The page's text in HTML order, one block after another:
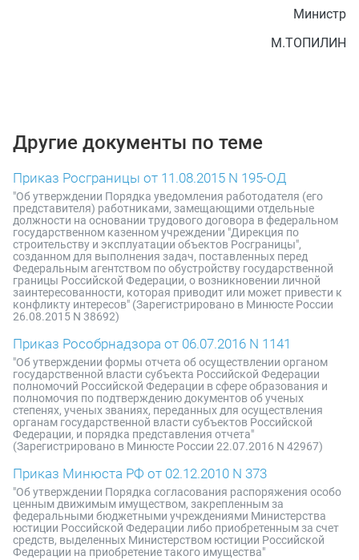
Министр
М.ТОПИЛИН
Другие документы по теме
Приказ Росграницы от 11.08.2015 N 195-ОД
"Об утверждении Порядка уведомления работодателя (его
представителя) работниками, замещающими отдельные
должности на основании трудового договора в федеральном
государственном казенном учреждении "Дирекция по
строительству и эксплуатации объектов Росграницы",
созданном для выполнения задач, поставленных перед
Федеральным агентством по обустройству государственной
границы Российской Федерации, о возникновении личной
заинтересованности, которая приводит или может привести к
конфликту интересов" (Зарегистрировано в Минюсте России
26.08.2015 N 38692)
Приказ Рособрнадзора от 06.07.2016 N 1141
"Об утверждении формы отчета об осуществлении органом
государственной власти субъекта Российской Федерации
полномочий Российской Федерации в сфере образования и
полномочия по подтверждению документов об ученых
степенях, ученых званиях, переданных для осуществления
органам государственной власти субъектов Российской
Федерации, и порядка представления отчета"
(Зарегистрировано в Минюсте России 22.07.2016 N 42967)
Приказ Минюста РФ от 02.12.2010 N 373
"Об утверждении Порядка согласования распоряжения особо
ценным движимым имуществом, закрепленным за
федеральными бюджетными учреждениями Министерства
юстиции Российской Федерации либо приобретенным за счет
средств, выделенных Министерством юстиции Российской
Федерации на приобретение такого имущества"